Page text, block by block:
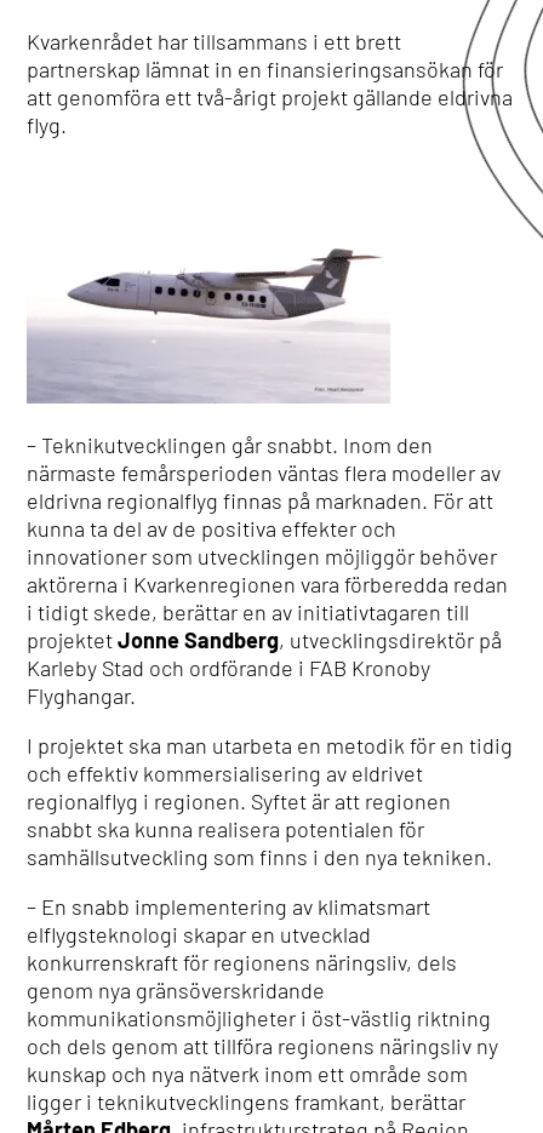
Kvarkenrådet har tillsammans i ett brett
partnerskap lämnat in en finansieringsansökan för
att genomföra ett två-årigt projekt gällande eldrivna
flyg.
– Teknikutvecklingen går snabbt. Inom den
närmaste femårsperioden väntas flera modeller av
eldrivna regionalflyg finnas på marknaden. För att
kunna ta del av de positiva effekter och
innovationer som utvecklingen möjliggör behöver
aktörerna i Kvarkenregionen vara förberedda redan
i tidigt skede, berättar en av initiativtagaren till
projektetJonne Sandberg, utvecklingsdirektör på
Karleby Stad och ordförande i FAB Kronoby
Flyghangar.
I projektet ska man utarbeta en metodik för en tidig
och effektiv kommersialisering av eldrivet
regionalflyg i regionen. Syftet är att regionen
snabbt ska kunna realisera potentialen för
samhällsutveckling som finns i den nya tekniken.
– En snabb implementering av klimatsmart
elflygsteknologi skapar en utvecklad
konkurrenskraft för regionens näringsliv, dels
genom nya gränsöverskridande
kommunikationsmöjligheter i öst-västlig riktning
och dels genom att tillföra regionens näringsliv ny
kunskap och nya nätverk inom ett område som
ligger i teknikutvecklingens framkant, berättar